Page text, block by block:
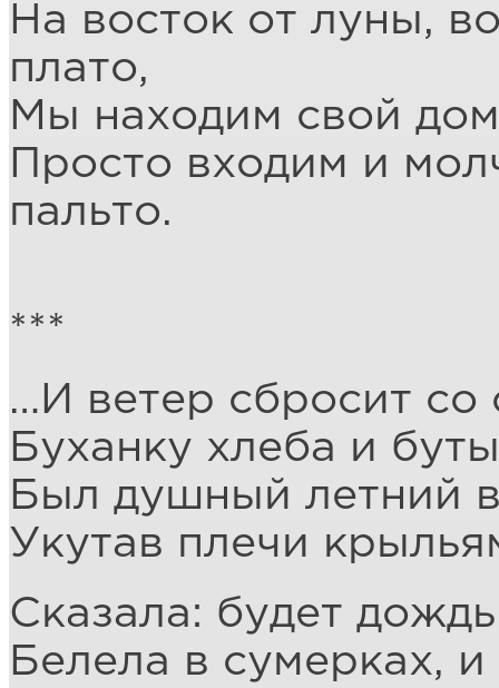
На восток от луны,
плато,
Мы находим свой
Просто входим и
пальто.
***
…И ветер сбросит со
Буханку хлеба и
Был душный летний
Укутав плечи
Сказала: будет
Белела в сумерках,